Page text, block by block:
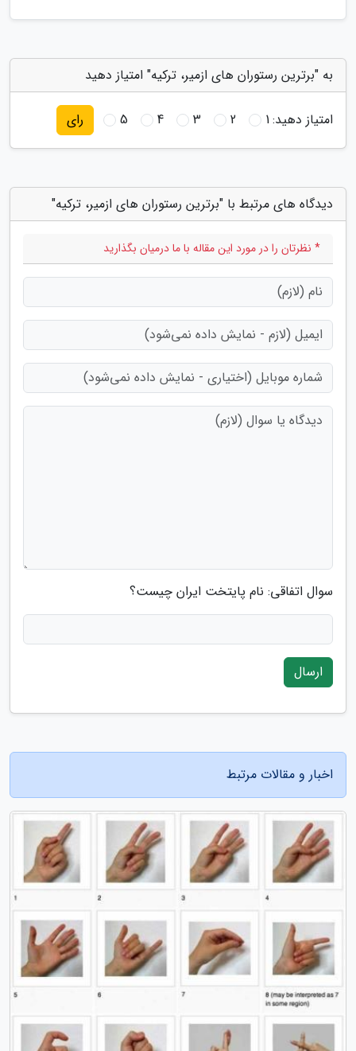
به "برترین رستوران های ازمیر، ترکیه" امتیاز دهید
امتیاز دهید:1
2
3
4
5 رای
دیدگاه های مرتبط با "برترین رستوران های ازمیر، ترکیه"
* نظرتان را در مورد این مقاله با ما درمیان بگذارید
سوال اتفاقی: نام پایتخت ایران چیست؟
ارسال
اخبار و مقالات مرتبط